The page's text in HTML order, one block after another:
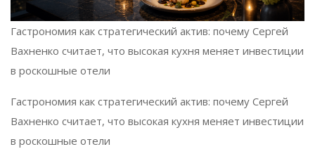
Гастрономия как стратегический актив: почему Сергей
Вахненко считает, что высокая кухня меняет инвестиции
в роскошные отели
Гастрономия как стратегический актив: почему Сергей
Вахненко считает, что высокая кухня меняет инвестиции
в роскошные отели